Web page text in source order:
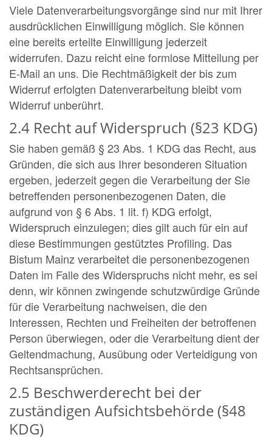
Viele Datenverarbeitungsvorgänge sind nur mit Ihrer
ausdrücklichen Einwilligung möglich. Sie können
eine bereits erteilte Einwilligung jederzeit
widerrufen. Dazu reicht eine formlose Mitteilung per
E-Mail an uns. Die Rechtmäßigkeit der bis zum
Widerruf erfolgten Datenverarbeitung bleibt vom
Widerruf unberührt.
2.4 Recht auf Widerspruch (§23 KDG)
Sie haben gemäß § 23 Abs. 1 KDG das Recht, aus
Gründen, die sich aus Ihrer besonderen Situation
ergeben, jederzeit gegen die Verarbeitung der Sie
betreffenden personenbezogenen Daten, die
aufgrund von § 6 Abs. 1 lit. f) KDG erfolgt,
Widerspruch einzulegen; dies gilt auch für ein auf
diese Bestimmungen gestütztes Profiling. Das
Bistum Mainz verarbeitet die personenbezogenen
Daten im Falle des Widerspruchs nicht mehr, es sei
denn, wir können zwingende schutzwürdige Gründe
für die Verarbeitung nachweisen, die den
Interessen, Rechten und Freiheiten der betroffenen
Person überwiegen, oder die Verarbeitung dient der
Geltendmachung, Ausübung oder Verteidigung von
Rechtsansprüchen.
2.5 Beschwerderecht bei der
zuständigen Aufsichtsbehörde (§48
KDG)